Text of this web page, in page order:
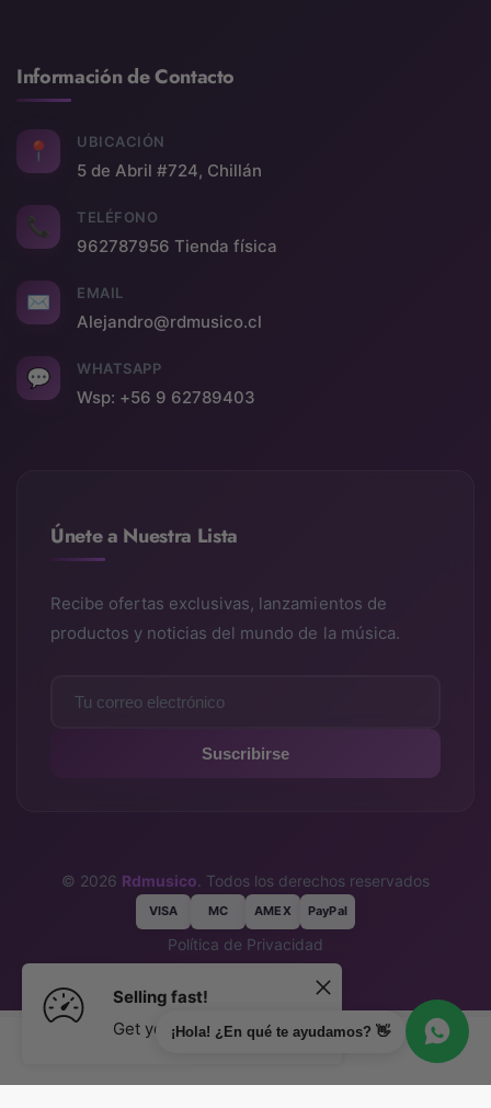
¡Hola! ¿En qué te ayudamos? 👋
Selling fast!
Get yours while you can.
Información de Contacto
📍 UBICACIÓN
5 de Abril #724, Chillán
📞 TELÉFONO
962787956 Tienda física
✉ EMAIL
Alejandro@rdmusico.cl
💬 WHATSAPP
Wsp: +56 9 62789403
Únete a Nuestra Lista
Recibe ofertas exclusivas, lanzamientos de
productos y noticias del mundo de la música.
Suscribirse
© 2026 Rdmusico . Todos los derechos reservados
VISA MC AMEX PayPal
Política de Privacidad